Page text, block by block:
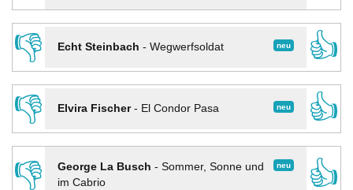
👎
neu
Echt Steinbach - Wegwerfsoldat
👍
👎
neu
Elvira Fischer- El Condor Pasa
👍
👎
neu
George La Busch - Sommer, Sonne und
im Cabrio
👍